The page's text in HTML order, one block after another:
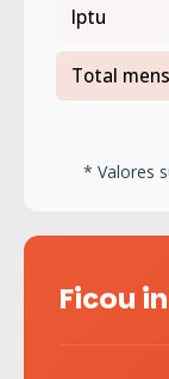
Iptu
Total
* Valores
Ficou